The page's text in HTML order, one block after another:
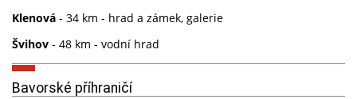
Klenová - 34 km - hrad a zámek, galerie
Švihov - 48 km - vodní hrad
Bavorské příhraničí